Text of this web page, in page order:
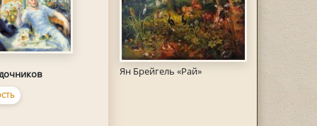
Ян Брейгель «Рай»